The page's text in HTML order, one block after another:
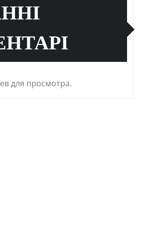
для просмотра.